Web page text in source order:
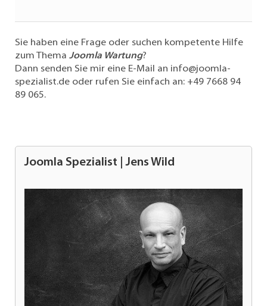
Sie haben eine Frage oder suchen kompetente Hilfe
zum Thema Joomla Wartung?
Dann senden Sie mir eine E-Mail an info@joomla-
spezialist.de oder rufen Sie einfach an: +49 7668 94
89 065.
Joomla Spezialist | Jens Wild